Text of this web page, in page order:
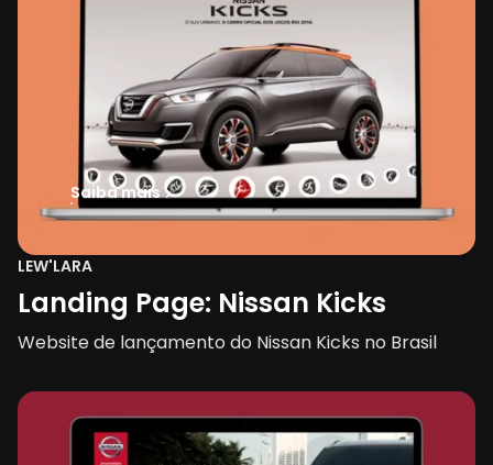
Saiba mais
LEW'LARA
Landing Page: Nissan Kicks
Website de lançamento do Nissan Kicks no Brasil